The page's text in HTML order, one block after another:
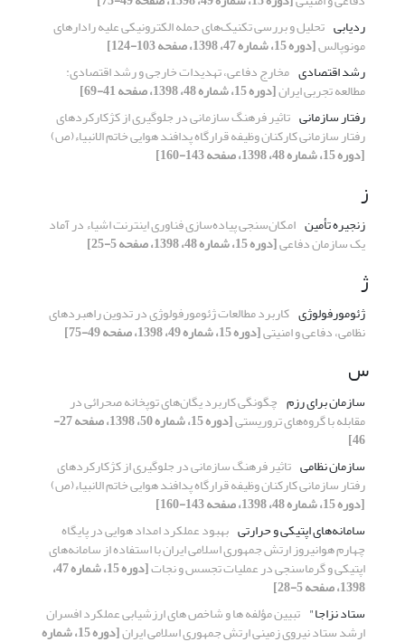
ردیابی تحلیل و بررسی تکنیک‌های حمله الکترونیکی علیه رادارهای
مونوپالس[دوره 15، شماره 47، 1398، صفحه 103-124]
رشد اقتصادی مخارج دفاعی، تهدیدات خارجی و رشد اقتصادی:
مطالعه تجربی ایران[دوره 15، شماره 48، 1398، صفحه 41-69]
رفتار سازمانی تاثیر فرهنگ سازمانی در جلوگیری از کژکارکردهای
رفتار سازمانی کارکنان وظیفه قرارگاه پدافند هوایی خاتم الانبیاء(ص)
[دوره 15، شماره 48، 1398، صفحه 143-160]
ز
زنجیره تأمین امکان‌سنجی پیاده‌سازی فناوری اینترنت اشیاء در آماد
یک سازمان دفاعی[دوره 15، شماره 48، 1398، صفحه 5-25]
ژ
ژئومورفولوژی کاربرد مطالعات ژئومورفولوژی در تدوین راهبرد‌های
نظامی، دفاعی و امنیتی[دوره 15، شماره 49، 1398، صفحه 49-75]
س
سازمان برای رزم چگونگی کاربرد یگان‌های توپخانه صحرائی در
مقابله با گروه‌های تروریستی [دوره 15، شماره 50، 1398، صفحه 27-
46]
سازمان نظامی تاثیر فرهنگ سازمانی در جلوگیری از کژکارکردهای
رفتار سازمانی کارکنان وظیفه قرارگاه پدافند هوایی خاتم الانبیاء(ص)
[دوره 15، شماره 48، 1398، صفحه 143-160]
سامانه‌های اپتیکی و حرارتی بهبود عملکرد امداد هوایی در پایگاه
چهارم هوانیروز ارتش جمهوری اسلامی ایران با استفاده از‌ سامانه‌های
اپتیکی و گرماسنجی در عملیات تجسس و نجات [دوره 15، شماره 47،
1398، صفحه 5-28]
ستاد نزاجا" تبیین مؤلفه ها و شاخص های ارزشیابی عملکرد افسران
ارشد ستاد نیروی زمینی ارتش جمهوری اسلامی ایران [دوره 15، شماره